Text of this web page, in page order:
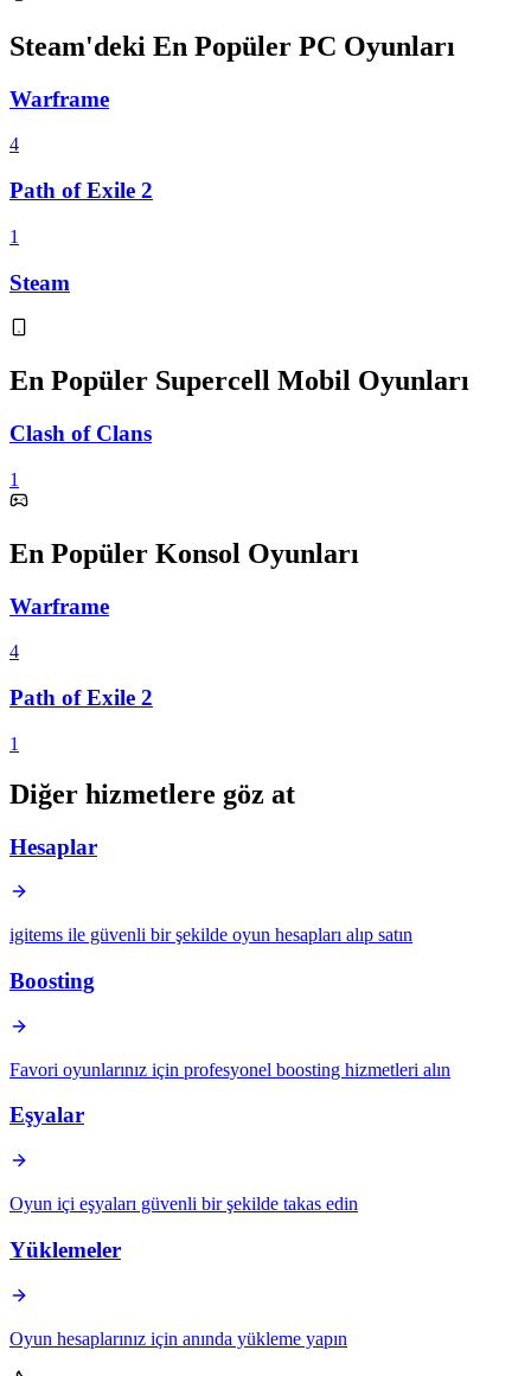
Steam'deki En Popüler PC Oyunları
Warframe
4
Path of Exile 2
1
Steam
En Popüler Supercell Mobil Oyunları
Clash of Clans
1
En Popüler Konsol Oyunları
Warframe
4
Path of Exile 2
1
Diğer hizmetlere göz at
Hesaplar
igitems ile güvenli bir şekilde oyun hesapları alıp satın
Boosting
Favori oyunlarınız için profesyonel boosting hizmetleri alın
Eşyalar
Oyun içi eşyaları güvenli bir şekilde takas edin
Yüklemeler
Oyun hesaplarınız için anında yükleme yapın